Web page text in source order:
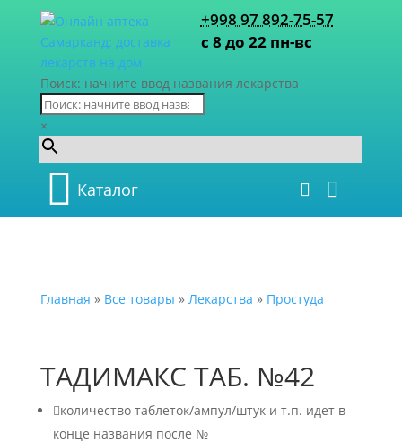
+998 97 892-75-57
с 8 до 22 пн-вс
Поиск: начните ввод названия лекарства
×
Каталог
Главная » Все товары » Лекарства » Простуда
ТАДИМАКС ТАБ. №42
количество таблеток/ампул/штук и т.п. идет в
конце названия после №